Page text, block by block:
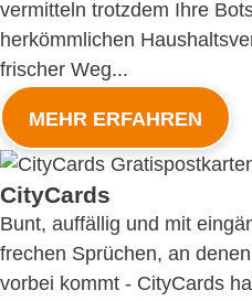
vermitteln trotzdem Ihre
herkömmlichen
frischer Weg...
MEHR ERFAHREN
CityCards
Bunt, auffällig und mit
frechen Sprüchen, an
vorbei kommt - CityCards